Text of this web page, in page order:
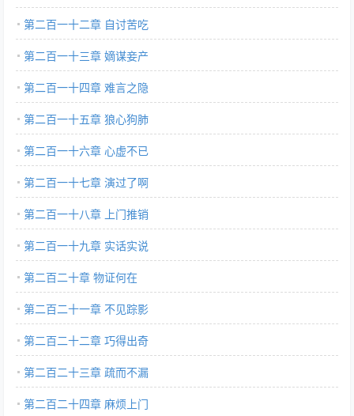
第二百一十二章 自讨苦吃
第二百一十三章 嫡谋妾产
第二百一十四章 难言之隐
第二百一十五章 狼心狗肺
第二百一十六章 心虚不已
第二百一十七章 演过了啊
第二百一十八章 上门推销
第二百一十九章 实话实说
第二百二十章 物证何在
第二百二十一章 不见踪影
第二百二十二章 巧得出奇
第二百二十三章 疏而不漏
第二百二十四章 麻烦上门